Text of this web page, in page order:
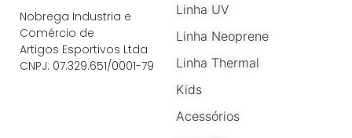
Nobrega Industria e
Comércio de
Artigos Esportivos Ltda
CNPJ: 07.329.651/0001-79
Linha UV
Linha Neoprene
Linha Thermal
Kids
Acessórios